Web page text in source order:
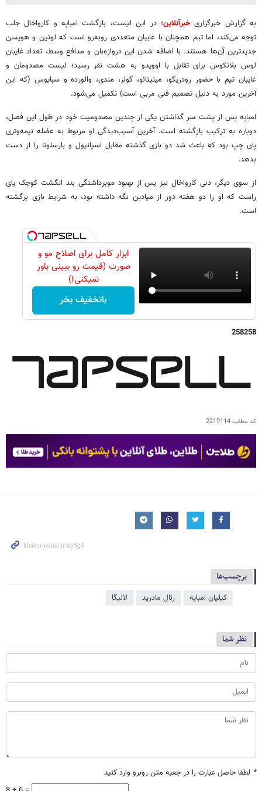
به گزارش خبرگزاریخبرآنلاین؛ در این لیست، بازگشت امباپه و کارواخال جلب
توجه می‌کند، اما تیم همچنان با غایبان متعددی روبه‌رو است که لونین و هویسن
جدیدترین آن‌ها هستند. با اضافه شدن این دروازه‌بان و مدافع وسط، تعداد غایبان
لوس بلانکوس برای تقابل با اوویدو به هشت نفر رسید؛ لیست مصدومان و
غایبان تیم با حضور رودریگو، میلیتائو، گولر، مندی، والورده و سبایوس (که این
آخرین مورد به دلیل تصمیم فنی مربی است) تکمیل می‌شود.
امباپه پس از پشت سر گذاشتن یکی از چندین مصدومیت خود در طول این فصل،
دوباره به ترکیب بازگشته است. آخرین آسیب‌دیدگی او مربوط به عضله نیمه‌وتری
پای چپ بود که باعث شد دو بازی گذشته مقابل اسپانیول و بارسلونا را از دست
بدهد.
از سوی دیگر، دنی کارواخال نیز پس از بهبود موبرداشتگی بند انگشت کوچک پای
راست که او را دو هفته دور از میادین نگه داشته بود، به شرایط بازی برگشته
است.
ابزار کامل برای اصلاح مو و
صورت (قیمت رو ببینی باور
نمیکنی!)
باتخفیف بخر
258258
کد مطلب2219114
برچسب‌ها
کیلیان امباپه رئال مادرید لالیگا
نظر شما
* لطفا حاصل عبارت را در جعبه متن روبرو وارد کنید